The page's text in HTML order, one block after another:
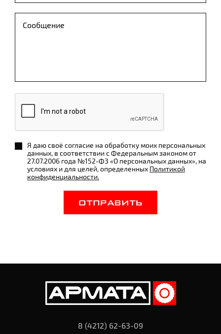
Я даю своё согласие на обработку моих персональных
данных, в соответствии с Федеральным законом от
27.07.2006 года №152-ФЗ «О персональных данных», на
условиях и для целей, определенных Политикой
конфиденциальности.
ОТПРАВИТЬ
8 (4212) 62-63-09